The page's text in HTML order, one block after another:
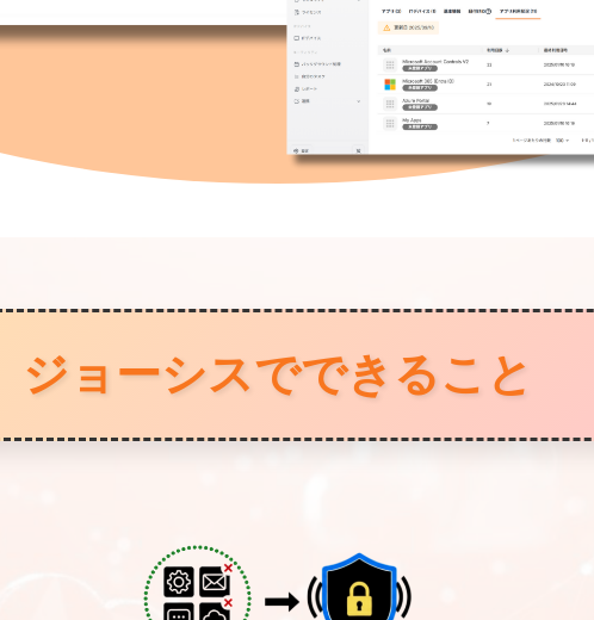
ジョーシスでできること